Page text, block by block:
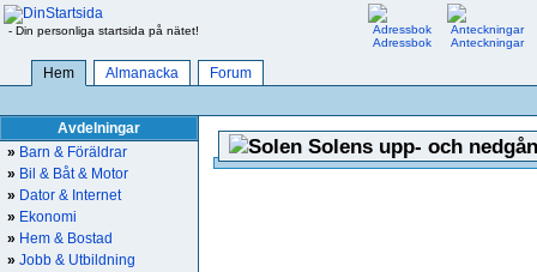
- Din personliga startsida på nätet!
Adressbok
Anteckningar
Hem Almanacka Forum
Avdelningar
» Barn & Föräldrar
» Bil & Båt & Motor
» Dator & Internet
» Ekonomi
» Hem & Bostad
» Jobb & Utbildning
Solens upp- och